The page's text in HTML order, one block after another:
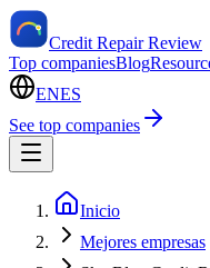
Credit Repair Review
Top companiesBlog
ENES
See top companies
Inicio
Mejores empresas